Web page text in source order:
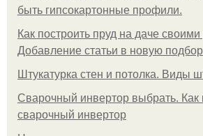
быть гипсокартонные профили.
Как построить пруд на даче
Добавление статьи в новую
Штукатурка стен и потолка. Виды
Сварочный инвертор выбрать. Как
сварочный инвертор